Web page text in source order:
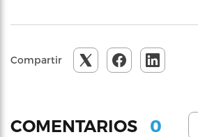
Compartir
COMENTARIOS 0